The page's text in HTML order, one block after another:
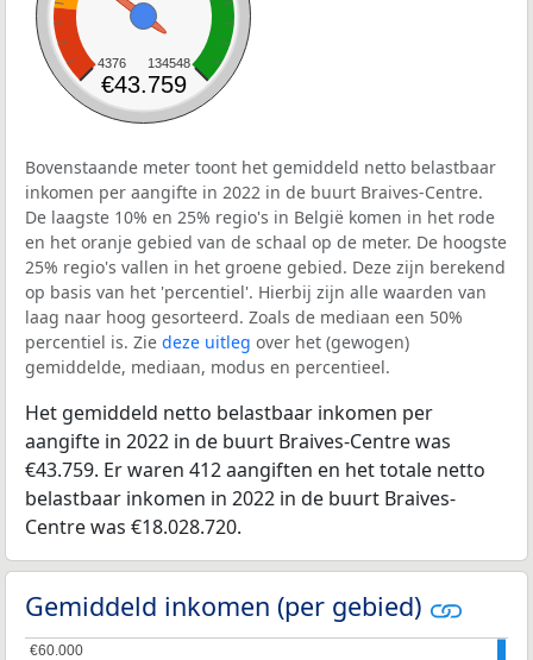
4376 134548
€43.759
Bovenstaande meter toont het gemiddeld netto belastbaar
inkomen per aangifte in 2022 in de buurt Braives-Centre.
De laagste 10% en 25% regio's in België komen in het rode
en het oranje gebied van de schaal op de meter. De hoogste
25% regio's vallen in het groene gebied. Deze zijn berekend
op basis van het 'percentiel'. Hierbij zijn alle waarden van
laag naar hoog gesorteerd. Zoals de mediaan een 50%
percentiel is. Zie deze uitleg over het (gewogen)
gemiddelde, mediaan, modus en percentieel.
Het gemiddeld netto belastbaar inkomen per
aangifte in 2022 in de buurt Braives-Centre was
€43.759. Er waren 412 aangiften en het totale netto
belastbaar inkomen in 2022 in de buurt Braives-
Centre was €18.028.720.
Gemiddeld inkomen (per gebied)
€60.000
€60.000